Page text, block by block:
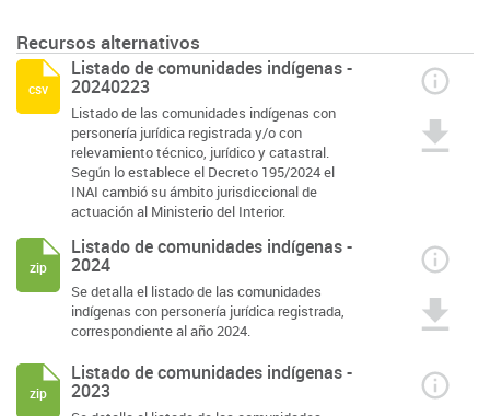
Recursos alternativos
Listado de comunidades indígenas -
20240223
Listado de las comunidades indígenas con
personería jurídica registrada y/o con
relevamiento técnico, jurídico y catastral.
Según lo establece el Decreto 195/2024 el
INAI cambió su ámbito jurisdiccional de
actuación al Ministerio del Interior.
csv
Listado de comunidades indígenas -
2024
Se detalla el listado de las comunidades
indígenas con personería jurídica registrada,
correspondiente al año 2024.
zip
Listado de comunidades indígenas -
2023
zip